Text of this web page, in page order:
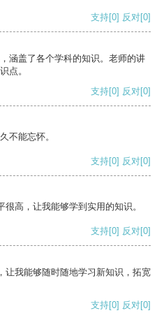
支持[0] 反对[0]
涵盖了各个学科的知识。老师的讲
点。
支持[0] 反对[0]
不能忘怀。
支持[0] 反对[0]
高，让我能够学到实用的知识。
支持[0] 反对[0]
让我能够随时随地学习新知识，拓宽
支持[0] 反对[0]